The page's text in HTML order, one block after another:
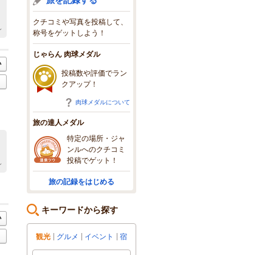
クチコミや写真を投稿して、
称号をゲットしよう！
じゃらん 肉球メダル
投稿数や評価でラン
クアップ！
肉球メダルについて
旅の達人メダル
特定の場所・ジャ
ンルへのクチコミ
投稿でゲット！
旅の記録をはじめる
キーワードから探す
観光 グルメ イベント 宿